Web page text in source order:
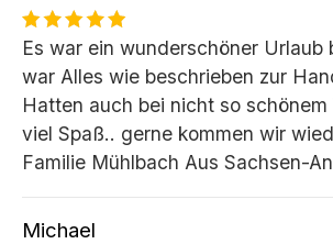
Es war ein wunderschöner Urlaub
war Alles wie beschrieben zur
Hatten auch bei nicht so
viel Spaß.. gerne kommen wir
Familie Mühlbach Aus Sachsen-
Michael